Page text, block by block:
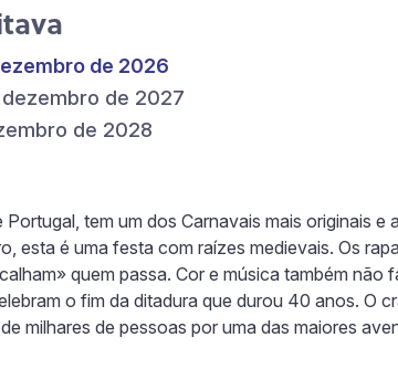
de 2026
de 2027
de 2028
tem um dos Carnavais mais originais e
esta é uma festa com raízes medievais. Os
quem passa. Cor e música também não
o fim da ditadura que durou 40 anos. O
milhares de pessoas por uma das maiores